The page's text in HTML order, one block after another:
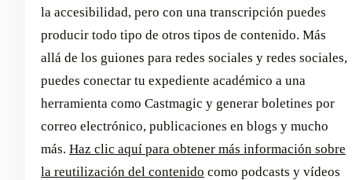
la accesibilidad, pero con una transcripción puedes
producir todo tipo de otros tipos de contenido. Más
allá de los guiones para redes sociales y redes sociales,
puedes conectar tu expediente académico a una
herramienta como Castmagic y generar boletines por
correo electrónico, publicaciones en blogs y mucho
más. Haz clic aquí para obtener más información sobre
la reutilización del contenido como podcasts y vídeos